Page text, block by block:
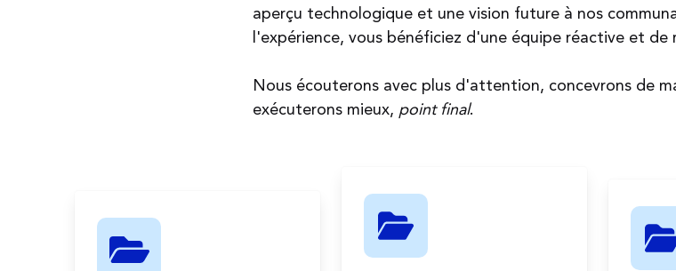
aperçu technologique et une vision future à nos
l'expérience, vous bénéficiez d'une équipe réactive et de
Nous écouterons avec plus d'attention, concevrons de
exécuterons mieux, point final.